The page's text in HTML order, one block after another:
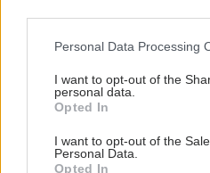
Please note that this website/
not limited to your visit or usage
grant or deny consent to
use your data for below
consent section.
Personal Data Processing
I want to opt-out of the
personal data.
Opted In
I want to opt-out of the
Personal Data.
Opted In